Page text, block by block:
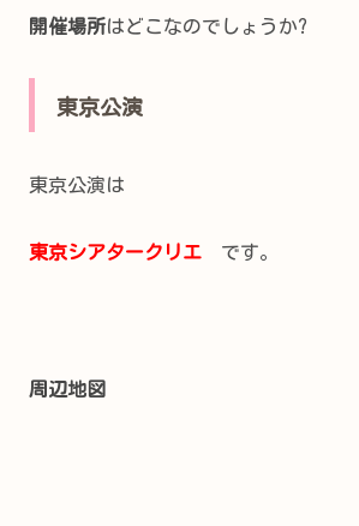
開催場所はどこなのでしょうか?
東京公演
東京公演は
東京シアタークリエ です。
周辺地図